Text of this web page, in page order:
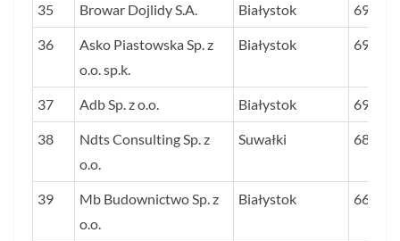
35 Browar Dojlidy S.A. Białystok 69,5
36
Asko Piastowska Sp. z
o.o. sp.k.
Białystok 69,0
37 Adb Sp. z o.o. Białystok 69,0
38
Ndts Consulting Sp. z
o.o.
Suwałki 68,2
39
Mb Budownictwo Sp. z
o.o.
Białystok 66,9